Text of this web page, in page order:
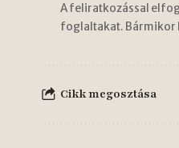
A feliratkozással
foglaltakat. Bármikor
Cikk megosztása